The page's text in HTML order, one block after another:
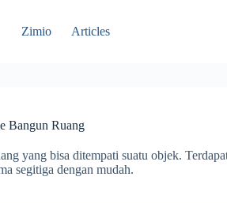
Zimio Articles
Bangun Ruang
yang bisa ditempati suatu objek.
segitiga dengan mudah.